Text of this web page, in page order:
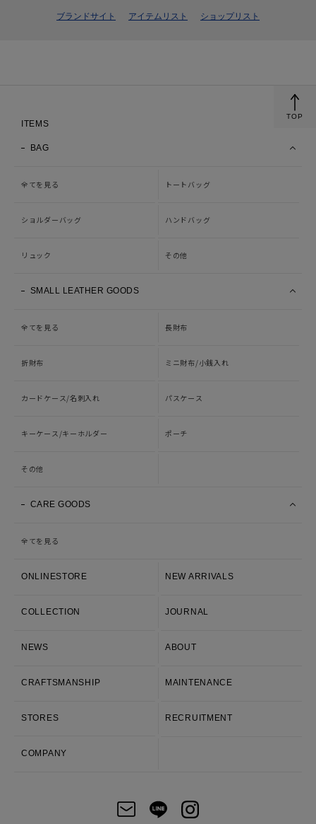
ブランドサイト アイテムリスト ショップリスト
ITEMS
BAG
全てを見る トートバッグ
ショルダーバッグ ハンドバッグ
リュック その他
SMALL LEATHER GOODS
全てを見る 長財布
折財布 ミニ財布/小銭入れ
カードケース/名刺入れ パスケース
キーケース/キーホルダー ポーチ
その他
CARE GOODS
全てを見る
ONLINESTORE NEW ARRIVALS
COLLECTION JOURNAL
NEWS ABOUT
CRAFTSMANSHIP MAINTENANCE
STORES RECRUITMENT
COMPANY
TOP